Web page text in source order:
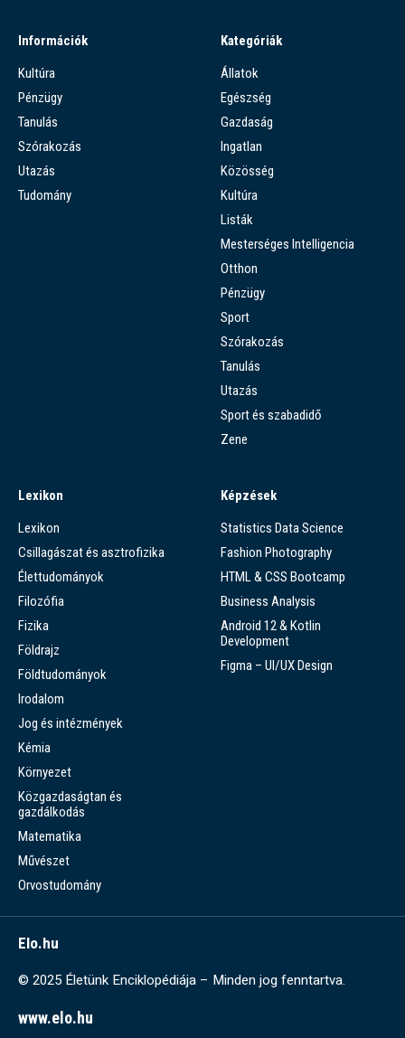
Információk
Kultúra
Pénzügy
Tanulás
Szórakozás
Utazás
Tudomány
Kategóriák
Állatok
Egészség
Gazdaság
Ingatlan
Közösség
Kultúra
Listák
Mesterséges Intelligencia
Otthon
Pénzügy
Sport
Szórakozás
Tanulás
Utazás
Sport és szabadidő
Zene
Lexikon
Lexikon
Csillagászat és asztrofizika
Élettudományok
Filozófia
Fizika
Földrajz
Földtudományok
Irodalom
Jog és intézmények
Kémia
Környezet
Közgazdaságtan és
gazdálkodás
Matematika
Művészet
Orvostudomány
Képzések
Statistics Data Science
Fashion Photography
HTML & CSS Bootcamp
Business Analysis
Android 12 & Kotlin
Development
Figma – UI/UX Design
Elo.hu
© 2025 Életünk Enciklopédiája – Minden jog fenntartva.
www.elo.hu